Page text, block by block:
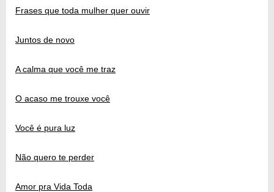
Frases que toda mulher quer ouvir
Juntos de novo
A calma que você me traz
O acaso me trouxe você
Você é pura luz
Não quero te perder
Amor pra Vida Toda